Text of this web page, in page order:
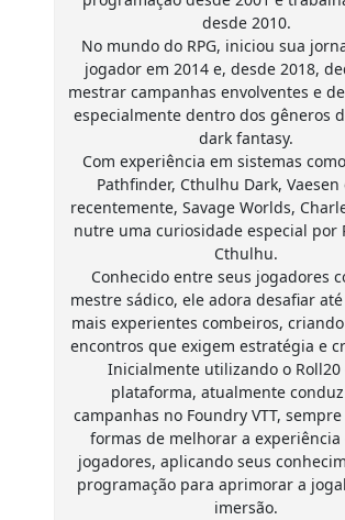
desde 2010.
No mundo do RPG, iniciou sua
jogador em 2014 e, desde 2018,
mestrar campanhas envolventes e
especialmente dentro dos gêneros
dark fantasy.
Com experiência em sistemas
Pathfinder, Cthulhu Dark, Vaesen
recentemente, Savage Worlds,
nutre uma curiosidade especial por
Cthulhu.
Conhecido entre seus jogadores
mestre sádico, ele adora desafiar
mais experientes combeiros,
encontros que exigem estratégia e
Inicialmente utilizando o Roll20
plataforma, atualmente
campanhas no Foundry VTT,
formas de melhorar a experiência
jogadores, aplicando seus
programação para aprimorar a
imersão.